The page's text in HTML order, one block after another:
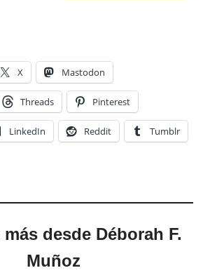
X Mastodon
Threads Pinterest
LinkedIn Reddit Tumblr
desde Déborah F.
Muñoz